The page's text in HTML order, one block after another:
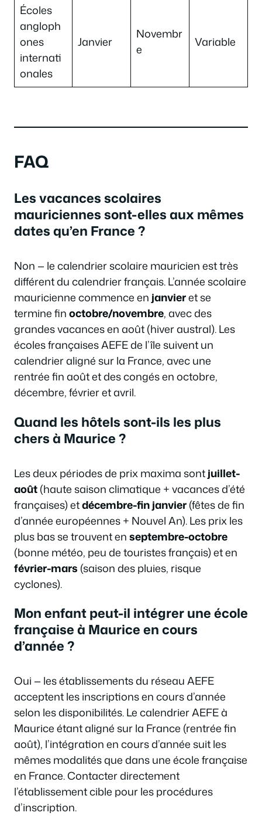
Écoles
angloph
ones
internati
onales
Janvier
Novembr
e
Variable
FAQ
Les vacances scolaires
mauriciennes sont-elles aux mêmes
dates qu’en France ?
Non — le calendrier scolaire mauricien est très
différent du calendrier français. L’année scolaire
mauricienne commence en janvieret se
termine finoctobre/novembre, avec des
grandes vacances en août (hiver austral). Les
écoles françaises AEFE de l’île suivent un
calendrier aligné sur la France, avec une
rentrée fin août et des congés en octobre,
décembre, février et avril.
Quand les hôtels sont-ils les plus
chers à Maurice ?
Les deux périodes de prix maxima sontjuillet-
août(haute saison climatique + vacances d’été
françaises) etdécembre-fin janvier(fêtes de fin
d’année européennes + Nouvel An). Les prix les
plus bas se trouvent enseptembre-octobre
(bonne météo, peu de touristes français) et en
février-mars (saison des pluies, risque
cyclones).
Mon enfant peut-il intégrer une école
française à Maurice en cours
d’année ?
Oui — les établissements du réseau AEFE
acceptent les inscriptions en cours d’année
selon les disponibilités. Le calendrier AEFE à
Maurice étant aligné sur la France (rentrée fin
août), l’intégration en cours d’année suit les
mêmes modalités que dans une école française
en France. Contacter directement
l’établissement cible pour les procédures
d’inscription.